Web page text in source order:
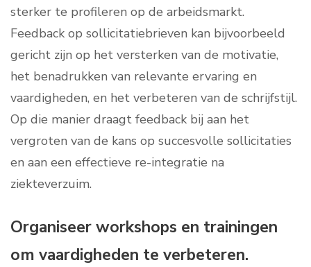
sterker te profileren op de arbeidsmarkt.
Feedback op sollicitatiebrieven kan bijvoorbeeld
gericht zijn op het versterken van de motivatie,
het benadrukken van relevante ervaring en
vaardigheden, en het verbeteren van de schrijfstijl.
Op die manier draagt feedback bij aan het
vergroten van de kans op succesvolle sollicitaties
en aan een effectieve re-integratie na
ziekteverzuim.
Organiseer workshops en trainingen
om vaardigheden te verbeteren.